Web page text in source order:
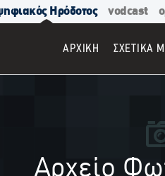
Ηρόδοτος vodcast
ΑΡΧΙΚΉ ΣΧΕΤΙΚΑ
Αρχείο